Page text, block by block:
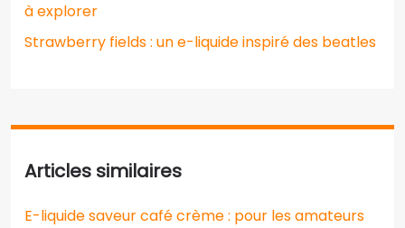
à explorer
Strawberry fields : un e-liquide inspiré des beatles
Articles similaires
E-liquide saveur café crème : pour les amateurs